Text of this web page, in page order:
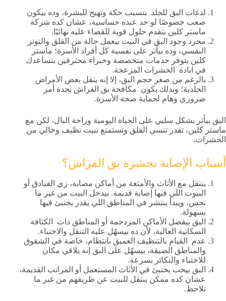
لدغات البق للجلد بتسبب حكة وتهيج للبشرة، وده بيكون
صعب خصوصًا لو حد عنده حساسية، عشان كده شركة
ماستر كلين بتقدم حلول قوية للقضاء عليه نهائيًا.
مجرد وجود البق في البيت بيعمل حالة من القلق والتوتر
النفسي، وده بيأثر على نفسية كل أفراد الأسرة؛ ماستر
كلين بتوفر خدمات متخصصة وخبراء محترفين بتساعدك
في ابادة الحشرات المزعجة.
بالرغم من صغر حجم البق، إلا إنه ينقل بعض الأمراض
الجلدية؛ وبذلك يكون مكافحة بق الفراش بجدة أمر
ضروري وهام لحماية صحة الأسرة.
البق بيأثر بشكل سلبي على الحياة اليومية وراحة البال، لكن مع
ماستر كلين، تقدر تنسي القلق وتستمتع ببيت نظيف وخالي من
الحشرات.
أسباب الإصابة بحشرة بق الفراش؟
ينتقل مع الأثاث والأمتعة من أماكن مصابة، زي الفنادق أو
البيوت اللي فيها إصابة قديمة. بيدخل البيت من غير ما
نحس، ويبدأ ينتشر في المناطق اللي يقدر يختبئ فيها
بسهولة.
البق بيفضل الأماكن المزدحمة أو المناطق ذات الكثافة
السكانية العالية، لأن ده بيسهّل عليه التنقل والاختباء.
عدم القيام بالتنظيف العميق بانتظام، خاصة في الشقوق
والمناطق الضيقة، بيسهّل على البق إنه يلاقي مكان
للاختباء والتكاثر بسرعة.
البق بيحب يختبئ في الأثاث المستعمل أو المراتب القديمة،
عشان كده ممكن ينتقل للبيت عن طريقهم من غير ما
نلاحظ.